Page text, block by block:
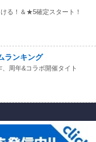
る！＆★5確定スタート！
ランキング
周年&コラボ開催タイト